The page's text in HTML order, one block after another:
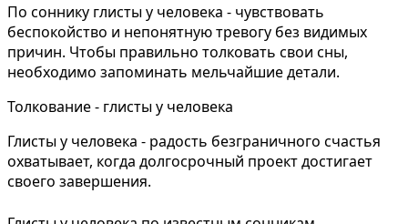
По соннику глисты у человека - чувствовать
беспокойство и непонятную тревогу без видимых
причин. Чтобы правильно толковать свои сны,
необходимо запоминать мельчайшие детали.
Толкование - глисты у человека
Глисты у человека - радость безграничного счастья
охватывает, когда долгосрочный проект достигает
своего завершения.